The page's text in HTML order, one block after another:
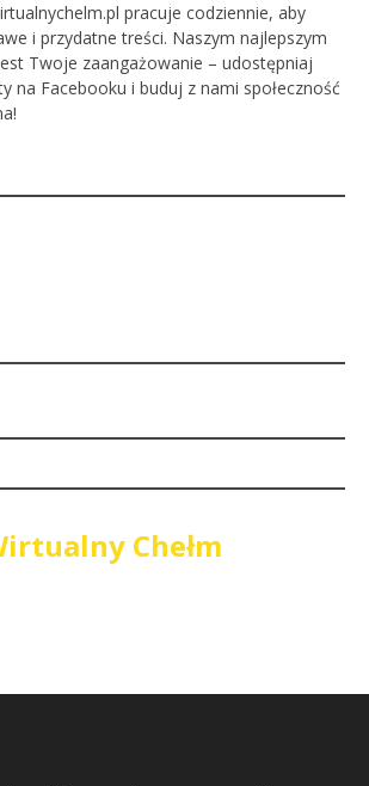
pracuje codziennie, aby
i przydatne treści. Naszym najlepszym
Twoje zaangażowanie – udostępniaj
na Facebooku i buduj z nami społeczność
Chełm